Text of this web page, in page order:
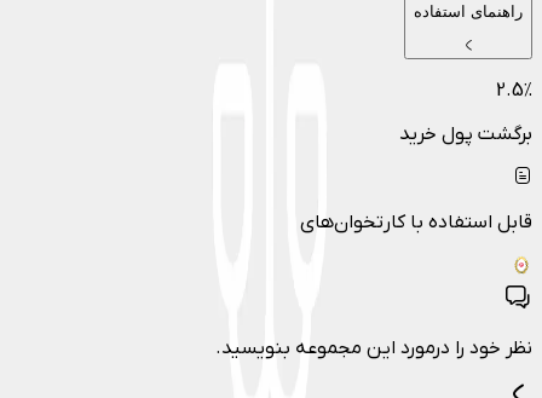
راهنمای استفاده
2.5٪
برگشت پول خرید
قابل استفاده با کارتخوان‌های
نظر خود را درمورد این مجموعه بنویسید.